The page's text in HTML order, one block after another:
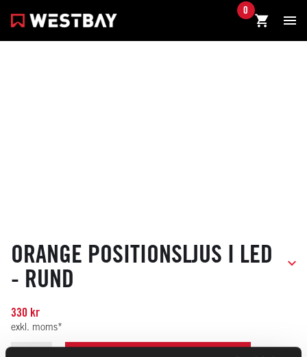
0
ORANGE POSITIONSLJUS I LED
- RUND
330 kr
exkl. moms*